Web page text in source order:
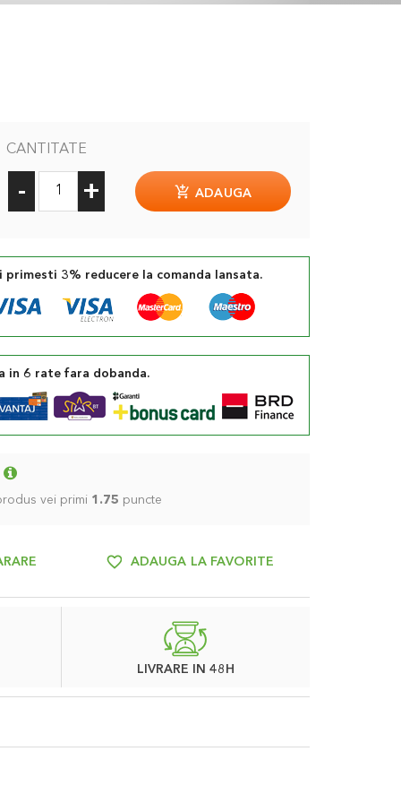
CANTITATE
- + ADAUGA
primesti 3% reducere la comanda lansata.
in 6 rate fara dobanda.
vei primi 1.75 puncte
ADAUGA LA FAVORITE
LIVRARE IN 48H